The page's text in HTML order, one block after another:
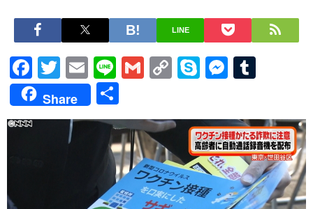
LINE
Facebook
Twitter
EmailLineGmailCopySkype
Share
有